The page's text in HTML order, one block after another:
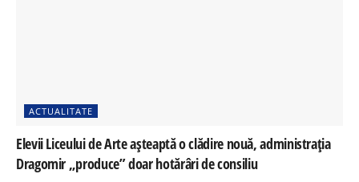
ACTUALITATE
Elevii Liceului de Arte așteaptă o clădire nouă, administrația
Dragomir „produce” doar hotărâri de consiliu